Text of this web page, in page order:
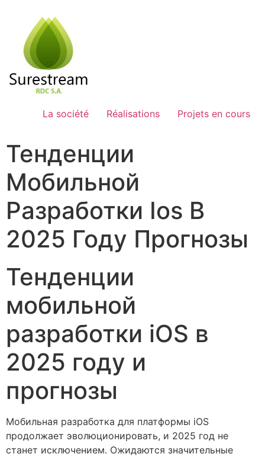
contenu
La société Réalisations Projets en cours
Тенденции
Мобильной
Разработки Ios В
2025 Году Прогнозы
Тенденции
мобильной
разработки iOS в
2025 году и
прогнозы
Мобильная разработка для платформы iOS
продолжает эволюционировать, и 2025 год не
станет исключением. Ожидаются значительные